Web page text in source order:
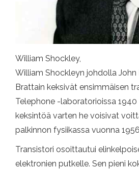
William Shockley,
William Shockleyn johdolla John
Brattain keksivät ensimmäisen
Telephone -laboratorioissa
keksintöä varten he voisivat
palkinnon fysiikassa vuonna
Transistori osoittautui
elektronien putkelle. Sen pieni